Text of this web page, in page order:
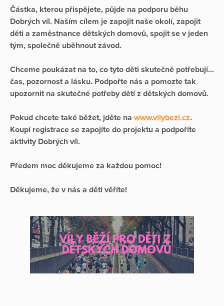
Částka, kterou přispějete, půjde na podporu běhu
Dobrých víl. Naším cílem je zapojit naše okolí, zapojit
děti a zaměstnance dětských domovů, spojit se v jeden
tým, společně uběhnout závod.
Chceme poukázat na to, co tyto děti skutečně potřebují...
čas, pozornost a lásku. Podpořte nás a pomozte tak
upozornit na skutečné potřeby dětí z dětských domovů.
Pokud chcete také běžet, jděte na www.vilybezi.cz.
Koupí registrace se zapojíte do projektu a podpoříte
aktivity Dobrých víl.
Předem moc děkujeme za každou pomoc!
Děkujeme, že v nás a děti věříte!